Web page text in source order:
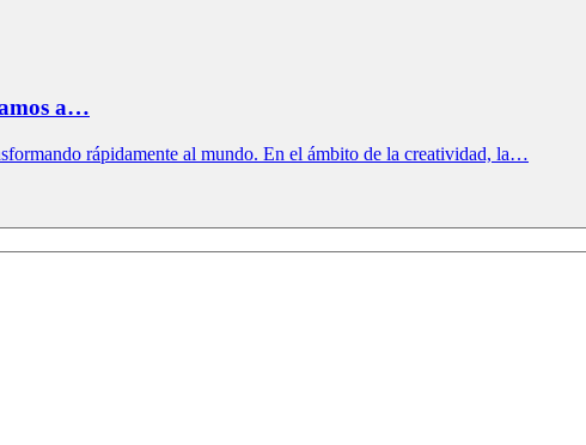
a…
rápidamente al mundo. En el ámbito de la creatividad, la…